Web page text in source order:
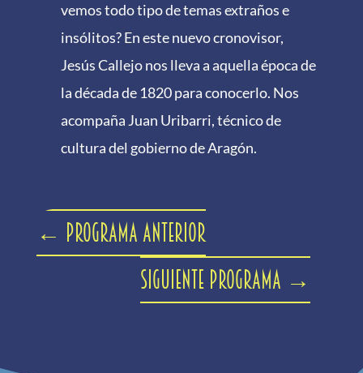
vemos todo tipo de temas extraños e
insólitos? En este nuevo cronovisor,
Jesús Callejo nos lleva a aquella época de
la década de 1820 para conocerlo. Nos
acompaña Juan Uribarri, técnico de
cultura del gobierno de Aragón.
← Programa anterior
Siguiente programa →